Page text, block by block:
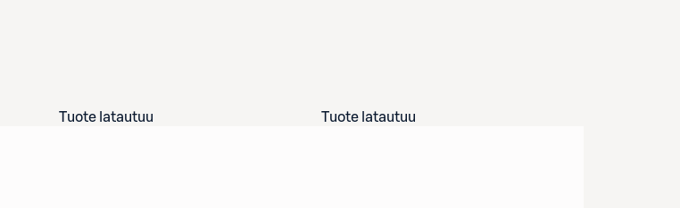
Tuote latautuu Tuote latautuu